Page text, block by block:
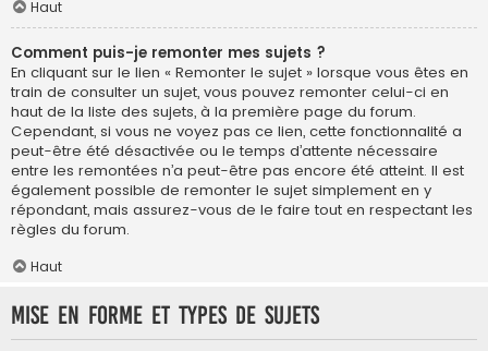
Haut
Comment puis-je remonter mes sujets ?
En cliquant sur le lien « Remonter le sujet » lorsque vous êtes en
train de consulter un sujet, vous pouvez remonter celui-ci en
haut de la liste des sujets, à la première page du forum.
Cependant, si vous ne voyez pas ce lien, cette fonctionnalité a
peut-être été désactivée ou le temps d’attente nécessaire
entre les remontées n’a peut-être pas encore été atteint. Il est
également possible de remonter le sujet simplement en y
répondant, mais assurez-vous de le faire tout en respectant les
règles du forum.
Haut
Mise en forme et types de sujets